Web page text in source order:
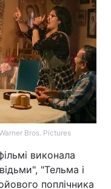
Bros. Pictures
виконала
"Тельма і
поплічника